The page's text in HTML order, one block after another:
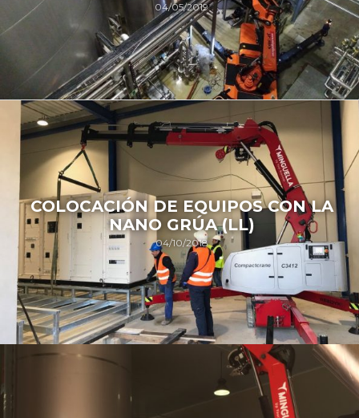
04/05/2019
COLOCACIÓN DE EQUIPOS CON LA
NANO GRÚA (LL)
04/10/2018